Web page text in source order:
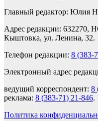
Главный редактор: Юлия
Адрес редакции: 632270,
Кыштовка, ул. Ленина, 32.
Телефон редакции: 8 (383-
Электронный адрес
ведущий корреспондент: 8
реклама: 8 (383-71) 21-846.
Политика